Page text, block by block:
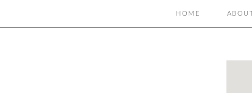
HOME